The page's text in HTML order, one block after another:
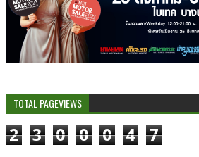
TOTAL PAGEVIEWS
2 3 0 0 0 4 7